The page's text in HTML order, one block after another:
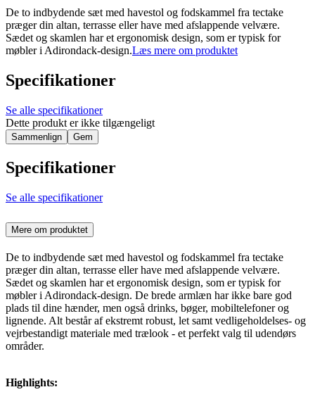
De to indbydende sæt med havestol og fodskammel fra tectake
præger din altan, terrasse eller have med afslappende velvære.
Sædet og skamlen har et ergonomisk design, som er typisk for
møbler i Adirondack-design.Læs mere om produktet
Specifikationer
Se alle specifikationer
Dette produkt er ikke tilgængeligt
Sammenlign Gem
Specifikationer
Se alle specifikationer
Mere om produktet
De to indbydende sæt med havestol og fodskammel fra tectake
præger din altan, terrasse eller have med afslappende velvære.
Sædet og skamlen har et ergonomisk design, som er typisk for
møbler i Adirondack-design. De brede armlæn har ikke bare god
plads til dine hænder, men også drinks, bøger, mobiltelefoner og
lignende. Alt består af ekstremt robust, let samt vedligeholdelses- og
vejrbestandigt materiale med trælook - et perfekt valg til udendørs
områder.
Highlights: